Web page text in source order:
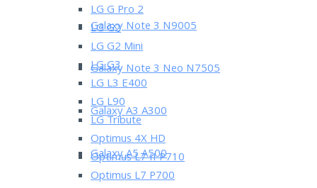
Galaxy Note 3 N9005
Galaxy Note 3 Neo N7505
Galaxy A3 A300
Galaxy A5 A500
LG G Pro 2
LG G2
LG G2 Mini
LG G3
LG L3 E400
LG L90
LG Tribute
Optimus 4X HD
Optimus L7 II P710
Optimus L7 P700